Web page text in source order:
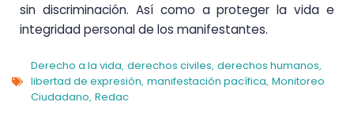
sin discriminación. Así como a proteger la vida e
integridad personal de los manifestantes.
Derecho a la vida, derechos civiles, derechos humanos,
libertad de expresión, manifestación pacífica, Monitoreo
Ciudadano, Redac